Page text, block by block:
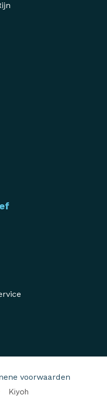
voorwaarden